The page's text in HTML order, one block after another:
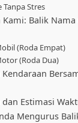
Tanpa Stres
Balik
(Roda Empat)
(Roda Dua)
Estimasi
Mengurus